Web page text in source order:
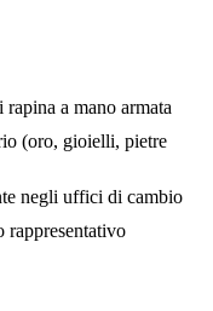
a mano armata
(oro, gioielli, pietre
negli uffici di cambio
rappresentativo